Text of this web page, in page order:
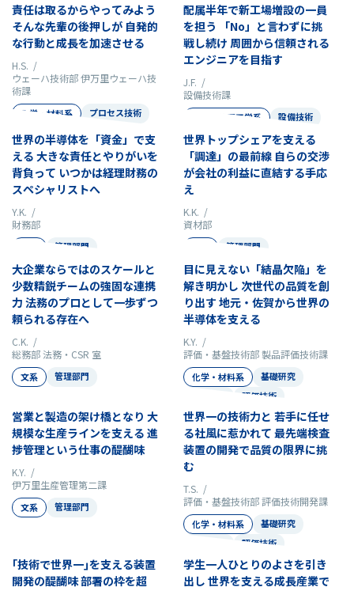
責任は取るからやってみよう
そんな先輩の後押しが 自発的
な行動と成長を加速させる
H.S. /
ウェーハ技術部 伊万里ウェーハ技
術課
化学・材料系 プロセス技術
配属半年で新工場増設の一員
を担う 「No」と言わずに挑
戦し続け 周囲から信頼される
エンジニアを目指す
J.F. /
設備技術課
機械・精密工学系 設備技術
世界の半導体を「資金」で支
える 大きな責任とやりがいを
背負って いつかは経理財務の
スペシャリストへ
Y.K. /
財務部
管理部門
世界トップシェアを支える
「調達」の最前線 自らの交渉
が会社の利益に直結する手応
え
K.K. /
資材部
管理部門
大企業ならではのスケールと
少数精鋭チームの強固な連携
力 法務のプロとして一歩ずつ
頼られる存在へ
C.K. /
総務部 法務・CSR 室
文系 管理部門
目に見えない「結晶欠陥」を
解き明かし 次世代の品質を創
り出す 地元・佐賀から世界の
半導体を支える
K.Y. /
評価・基盤技術部 製品評価技術課
化学・材料系
基礎研究
評価技術
営業と製造の架け橋となり 大
規模な生産ラインを支える 進
捗管理という仕事の醍醐味
K.Y. /
伊万里生産管理第二課
文系 管理部門
世界一の技術力と 若手に任せ
る社風に惹かれて 最先端検査
装置の開発で品質の限界に挑
む
T.S. /
評価・基盤技術部 評価技術開発課
化学・材料系
基礎研究
評価技術
｢技術で世界一｣を支える装置
開発の醍醐味 部署の枠を超
学生一人ひとりのよさを引き
出し 世界を支える成長産業で